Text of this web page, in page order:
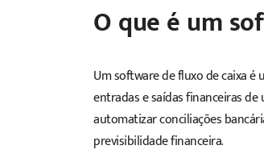
O que é um
Um software de fluxo de caixa
entradas e saídas financeiras
automatizar conciliações
previsibilidade financeira.